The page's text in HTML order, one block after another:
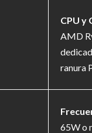
CPU y
AMD
ranura
65W o